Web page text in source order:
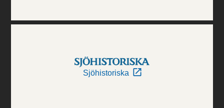
Sjöhistoriska